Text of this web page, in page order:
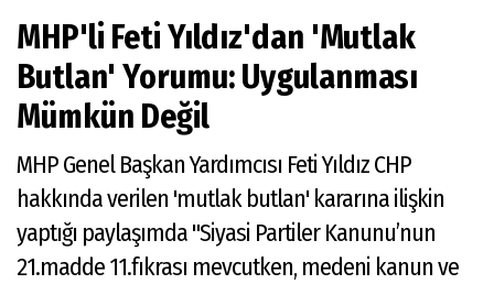
Günün
Haberleri
Biyografiler
Etkinlikler
İlkeleri
MHP'li Feti Yıldız'dan 'Mutlak
Butlan' Yorumu: Uygulanması
Mümkün Değil
MHP Genel Başkan Yardımcısı Feti Yıldız CHP
hakkında verilen 'mutlak butlan' kararına ilişkin
yaptığı paylaşımda "Siyasi Partiler Kanunu’nun
21.madde 11.fıkrası mevcutken, medeni kanun ve